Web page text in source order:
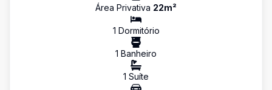
Área Privativa 22m²
1 Dormitório
1 Banheiro
1 Suíte